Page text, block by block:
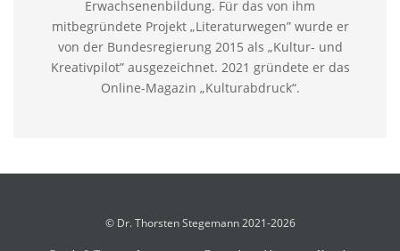
Erwachsenenbildung. Für das von ihm
mitbegründete Projekt „Literaturwegen” wurde er
von der Bundesregierung 2015 als „Kultur- und
Kreativpilot” ausgezeichnet. 2021 gründete er das
Online-Magazin „Kulturabdruck“.
© Dr. Thorsten Stegemann 2021-2026